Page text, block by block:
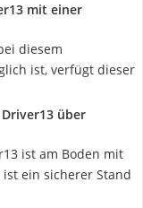
mit einer
diesem
ist, verfügt dieser
über
ist am Boden mit
ein sicherer Stand